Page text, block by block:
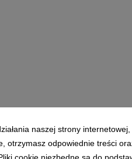
naszej strony
otrzymasz odpowiednie treści